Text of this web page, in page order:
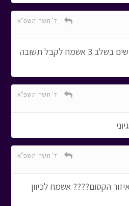
ד' תשרי תשפ"א
לאילה עורכת תוכן איך עושים בשלב 3 אשמח לקבל תשובה
ד' תשרי תשפ"א
ד' תשרי תשפ"א
את שלב 8: האיזור הקסום???? אשמח לכיוון